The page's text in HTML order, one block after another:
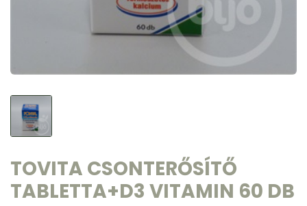
TOVITA CSONTERŐSÍTŐ
TABLETTA+D3 VITAMIN 60 DB